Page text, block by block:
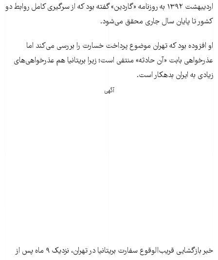
اردیبهشت ۱۳۹۲ به روزنامه «گاردین» گفته بود که از سرگیری کامل روابط دو
کشور تا پایان سال جاری محقق می‌شود.
او افزوده بود که تهران موضوع پرداخت خسارت را بررسی می‌کند اما
عذرخواهی بابت «آن حادثه» منتفی است؛ زیرا بریتانیا هم عذرخواهی‌های
زیادی به ایران بدهکار است.
آگهی
خبر بازگشایی قریب‌الوقوع سفارت بریتانیا در تهران، نزدیک ۹ ماه پس از